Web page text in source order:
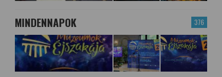
376
MINDENNAPOK